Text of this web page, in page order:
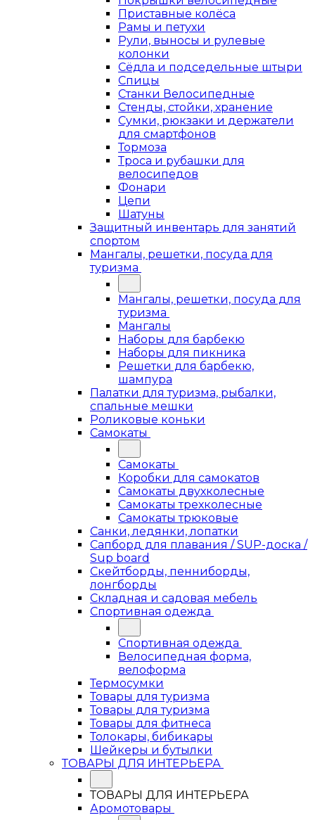
Приставные колёса
Рамы и петухи
Рули, выносы и рулевые
колонки
Сёдла и подседельные штыри
Спицы
Станки Велосипедные
Стенды, стойки, хранение
Сумки, рюкзаки и держатели
для смартфонов
Тормоза
Троса и рубашки для
велосипедов
Фонари
Цепи
Шатуны
Защитный инвентарь для занятий
спортом
Мангалы, решетки, посуда для
туризма
Мангалы, решетки, посуда для
туризма
Мангалы
Наборы для барбекю
Наборы для пикника
Решетки для барбекю,
шампура
Палатки для туризма, рыбалки,
спальные мешки
Роликовые коньки
Самокаты
Самокаты
Коробки для самокатов
Самокаты двухколесные
Самокаты трехколесные
Самокаты трюковые
Санки, ледянки, лопатки
Сапборд для плавания / SUP-доска /
Sup board
Скейтборды, пенниборды,
лонгборды
Складная и садовая мебель
Спортивная одежда
Спортивная одежда
Велосипедная форма,
велоформа
Термосумки
Товары для туризма
Товары для туризма
Товары для фитнеса
Толокары, бибикары
Шейкеры и бутылки
ТОВАРЫ ДЛЯ ИНТЕРЬЕРА
ТОВАРЫ ДЛЯ ИНТЕРЬЕРА
Аромотовары